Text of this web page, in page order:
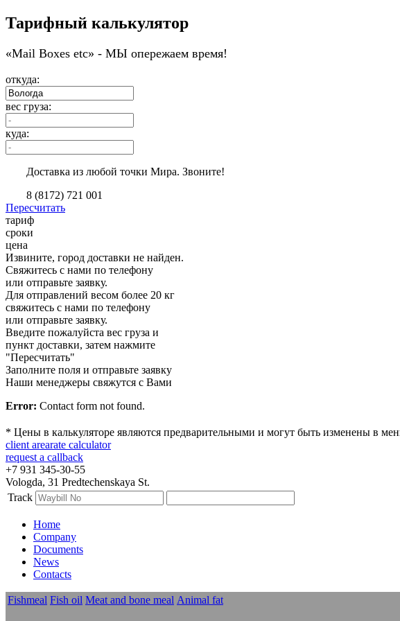
Тарифный калькулятор
«Мail Boxes etc» - МЫ опережаем время!
откуда:
вес груза:
куда:
Доставка из любой точки Мира. Звоните!
8 (8172) 721 001
Пересчитать
тариф
сроки
цена
Извините, город доставки не найден.
Свяжитесь с нами по телефону
или отправьте заявку.
Для отправлений весом более 20 кг
свяжитесь с нами по телефону
или отправьте заявку.
Введите пожалуйста вес груза и
пункт доставки, затем нажмите
"Пересчитать"
Заполните поля и отправьте заявку
Наши менеджеры свяжутся с Вами
Error: Contact form not found.
* Цены в калькуляторе являются предварительными и могут быть изменены в
client arearate calculator
request a callback
+7 931 345-30-55
Vologda, 31 Predtechenskaya St.
Track
Home
Company
Documents
News
Contacts
Fishmeal Fish oil Meat and bone meal Animal fat